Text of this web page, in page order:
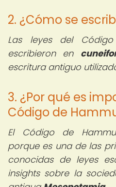
2. ¿Cómo se
Las leyes del
escribieron en
escritura antiguo
3. ¿Por qué es
Código de
El Código de
porque es una de las
conocidas de leyes
insights sobre la